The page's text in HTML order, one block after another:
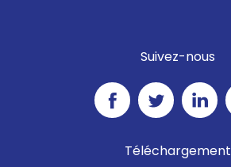
Suivez-nous
Téléchargement